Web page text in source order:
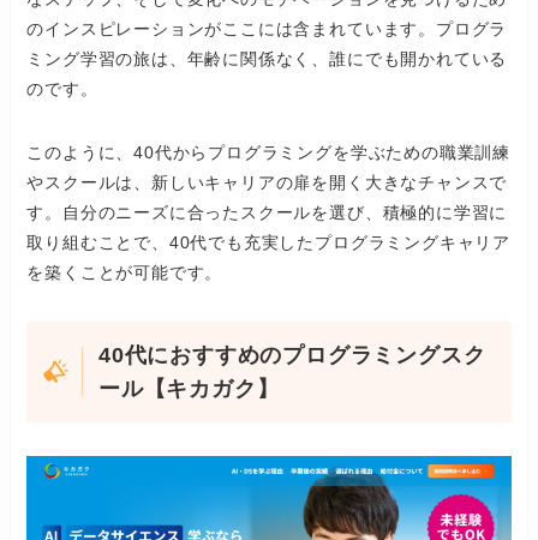
のインスピレーションがここには含まれています。プログラ
ミング学習の旅は、年齢に関係なく、誰にでも開かれている
のです。
このように、40代からプログラミングを学ぶための職業訓練
やスクールは、新しいキャリアの扉を開く大きなチャンスで
す。自分のニーズに合ったスクールを選び、積極的に学習に
取り組むことで、40代でも充実したプログラミングキャリア
を築くことが可能です。
40代におすすめのプログラミングスク
ール【キカガク】